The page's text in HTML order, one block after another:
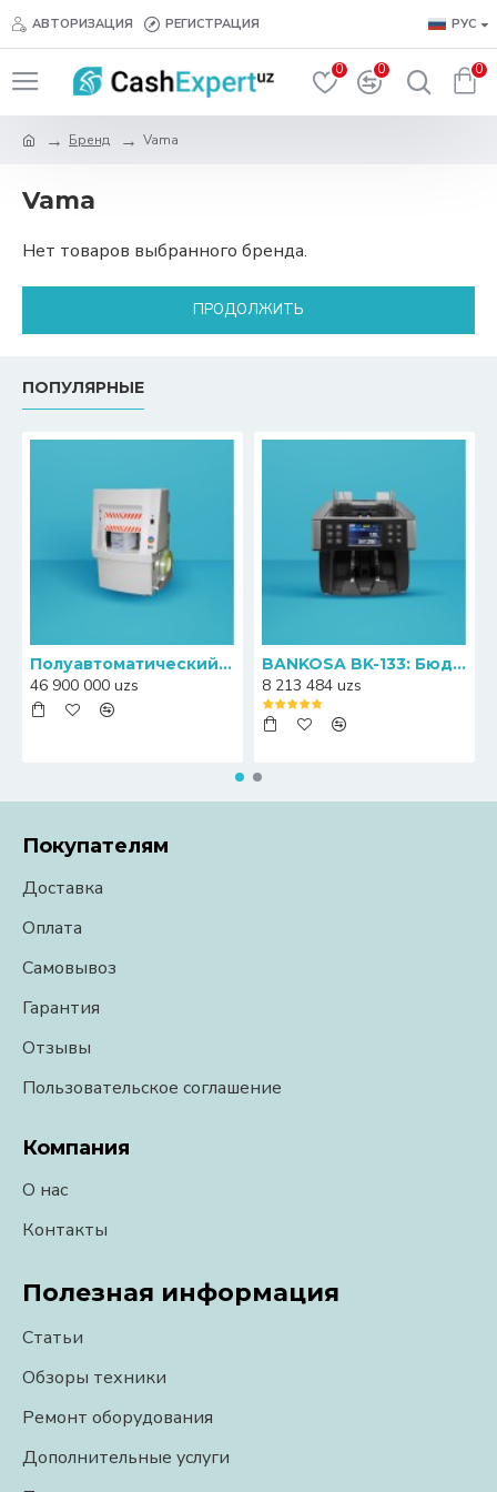
АВТОРИЗАЦИЯ РЕГИСТРАЦИЯ РУС
0 0 0
Бренд Vama
Vama
Нет товаров выбранного бренда.
ПРОДОЛЖИТЬ
ПОПУЛЯРНЫЕ
Полуавтоматический пресс-упаковщик банкнот Canny S20
46 900 000 uzs
BANKOSA BK-133: Бюджетный счетчик банкнот с функцией определения номиналов
8 213 484 uzs
Покупателям
Доставка
Оплата
Самовывоз
Гарантия
Отзывы
Пользовательское соглашение
Компания
О нас
Контакты
Полезная информация
Статьи
Обзоры техники
Ремонт оборудования
Дополнительные услуги